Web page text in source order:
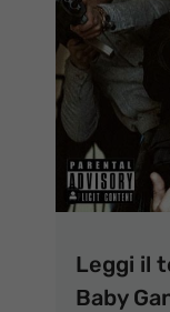
Leggi il
Baby